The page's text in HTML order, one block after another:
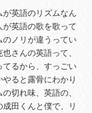
英語のリズムなん
英語の歌を歌って
ノリが違うってい
さんの英語って、
るから、すっごい
ると露骨にわかり
切れ味、英語の、
田くんと僕で、リ